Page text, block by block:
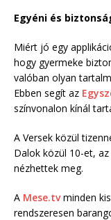
Egyéni és
Miért jó egy
hogy gyermeke
valóban olyan
Ebben segít az
színvonalon kínál
A Versek közül
Dalok közül 10-et,
nézhettek meg.
A Mese.tvminden
rendszeresen